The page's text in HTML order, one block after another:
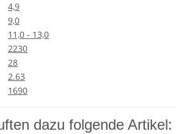
4,9
9,0
11,0 - 13,0
2230
28
2.63
1690
dazu folgende Artikel: